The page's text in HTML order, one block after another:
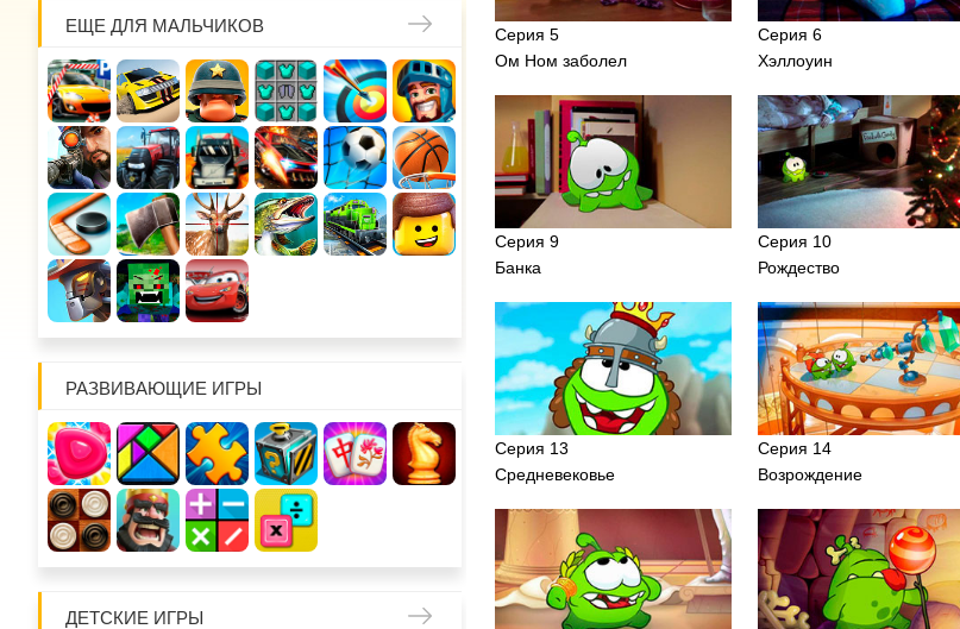
ЕЩЕ ДЛЯ МАЛЬЧИКОВ
РАЗВИВАЮЩИЕ ИГРЫ
ДЕТСКИЕ ИГРЫ
Серия 5
Ом Ном заболел
Серия 6
Хэллоуин
Серия 9
Банка
Серия 10
Рождество
Серия 13
Средневековье
Серия 14
Возрождение